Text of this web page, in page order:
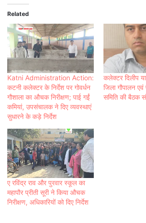
Related
Katni Administration Action:
कटनी कलेक्टर के निर्देश पर गोवर्धन
गौशाला का औचक निरीक्षण; पाई गईं
कमियां, उपसंचालक ने दिए व्यवस्थाएं
सुधारने के कड़े निर्देश
कलेक्टर दिलीप
जिला गौपालन
समिति की बैठक
ए रविंद्र राव और पुरवार स्कूल का
महापौर प्रीती सूरी ने किया औचक
निरीक्षण, अधिकारियों को दिए निर्देश